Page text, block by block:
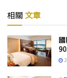
相關 文章